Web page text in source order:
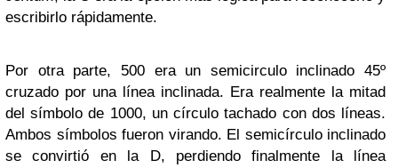
escribirlo rápidamente.
Por otra parte, 500 era un semicirculo inclinado 45º
cruzado por una línea inclinada. Era realmente la mitad
del símbolo de 1000, un círculo tachado con dos líneas.
Ambos símbolos fueron virando. El semicírculo inclinado
se convirtió en la D, perdiendo finalmente la línea